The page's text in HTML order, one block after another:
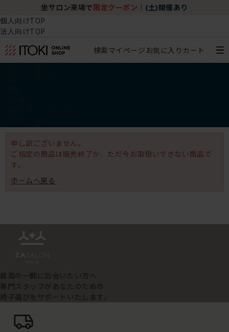
坐サロン来場で 限定クーポン (土)開催あり
個人向けTOP
法人向けTOP
検索マイページ お気に入り カート
申し訳ございません。
ご指定の商品は販売終了か、ただ今お取扱いできない商品で
す。
ホームへ戻る
最高の一脚に出会いたい方へ
専門スタッフがあなたのための
椅子選びをサポートいたします。